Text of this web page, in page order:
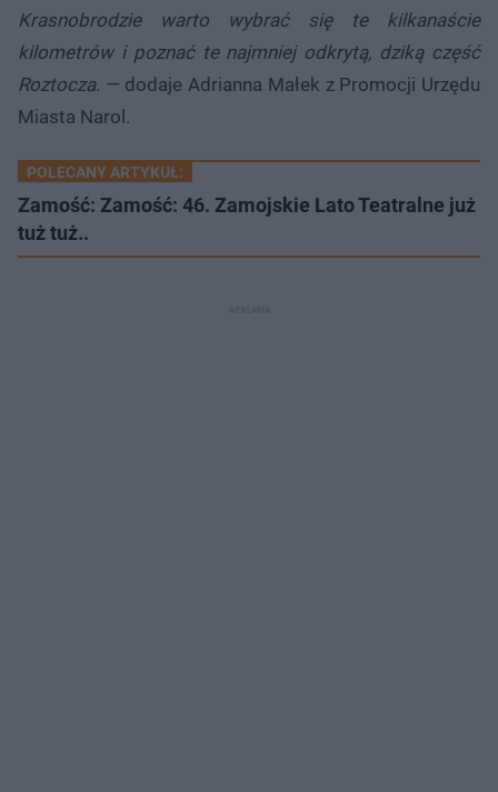
Krasnobrodzie warto wybrać się te kilkanaście
kilometrów i poznać te najmniej odkrytą, dziką część
Roztocza. — dodaje Adrianna Małek z Promocji Urzędu
Miasta Narol.
POLECANY ARTYKUŁ:
Zamość: Zamość: 46. Zamojskie Lato Teatralne już
tuż tuż..